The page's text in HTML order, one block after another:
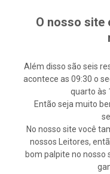
O nosso site
Além disso são seis
acontece as 09:30 o
quarto às
Então seja muito
No nosso site você
nossos Leitores,
bom palpite no nosso